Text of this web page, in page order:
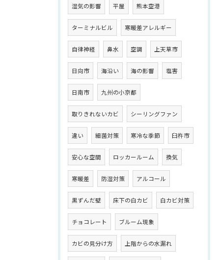
湿気の影響 平屋 熊本空港
ターミナルビル 寒暖差アレルギー
自律神経 鼻水 空調 上天草市
日向市 海沿い 海の影響 塩害
日南市 九州の小京都
取りきれないカビ シーリングファン
違い 細菌対策 寒冷な季節 臼杵市
安心な空間 ロッカールーム 換気
寒暖差 防湿対策 アルコール
黒ずんだ壁 床下の白カビ 白カビ対策
チョコレート ブルーム現象
カビの見分け方 上階からの水漏れ